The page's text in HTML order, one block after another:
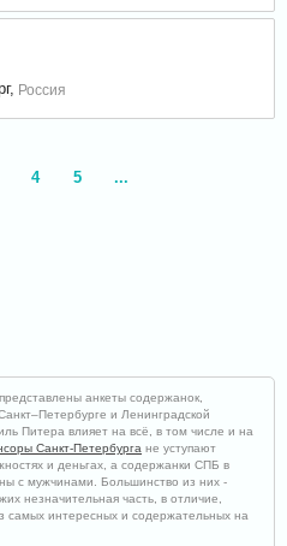
Россия
4 5 ...
анкеты содержанок,
и Ленинградской
Питера влияет на всё, в том числе и на
Санкт-Петербурга не уступают
и деньгах, а содержанки СПБ в
с мужчинами. Большинство из них -
незначительная часть, в отличие,
самых интересных и содержательных на